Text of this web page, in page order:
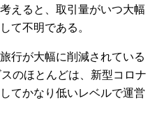
えると、取引量がいつ大幅
て不明である。
行が大幅に削減されている
のほとんどは、新型コロナ
てかなり低いレベルで運営